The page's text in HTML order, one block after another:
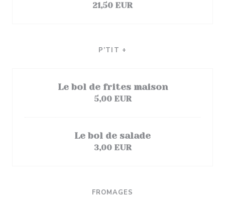
21,50 EUR
P’TIT +
Le bol de frites maison
5,00 EUR
Le bol de salade
3,00 EUR
FROMAGES